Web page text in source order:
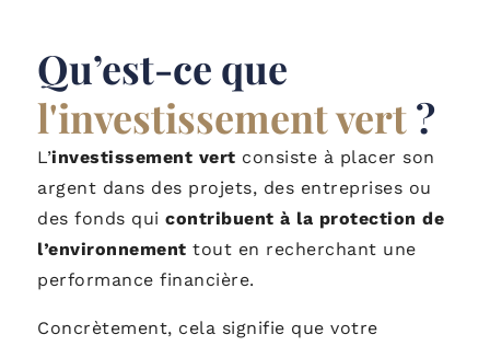
Qu’est-ce que
l'investissement vert?
L’investissement vert consiste à placer son
argent dans des projets, des entreprises ou
des fonds qui contribuent à la protection de
l’environnement tout en recherchant une
performance financière.
Concrètement, cela signifie que votre